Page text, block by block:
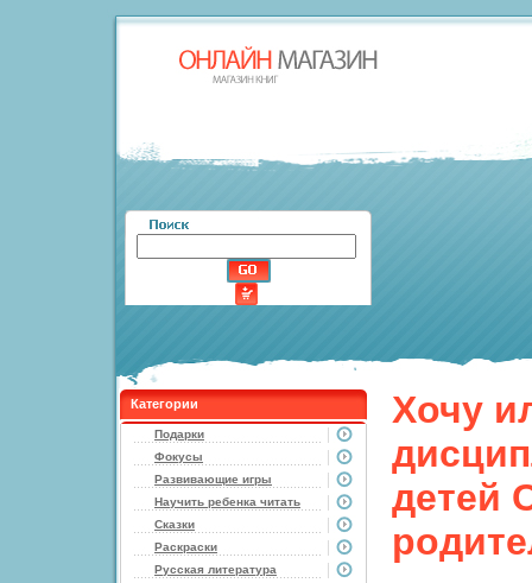
Категории
Подарки
Фокусы
Развивающие игры
Научить ребенка читать
Сказки
Раскраски
Русская литература
Хочу
детей